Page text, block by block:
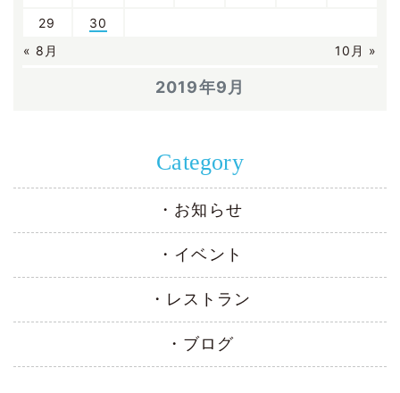
2019年9月
« 8月 10月 »
29
30
Category
お知らせ
イベント
レストラン
ブログ